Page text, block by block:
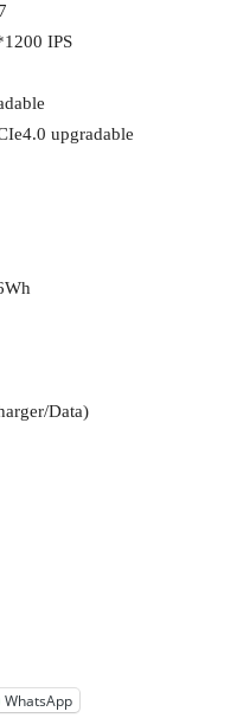
IPS
upgradable
Data)
WhatsApp